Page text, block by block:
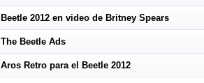
Beetle 2012 en video de Britney Spears
The Beetle Ads
Aros Retro para el Beetle 2012